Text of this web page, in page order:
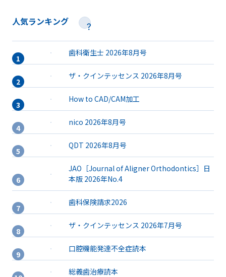
人気ランキング
歯科衛生士 2026年8月号
ザ・クインテッセンス 2026年8月号
How to CAD/CAM加工
nico 2026年8月号
QDT 2026年8月号
JAO［Journal of Aligner Orthodontics］日
本版 2026年No.4
歯科保険請求2026
ザ・クインテッセンス 2026年7月号
口腔機能発達不全症読本
総義歯治療読本